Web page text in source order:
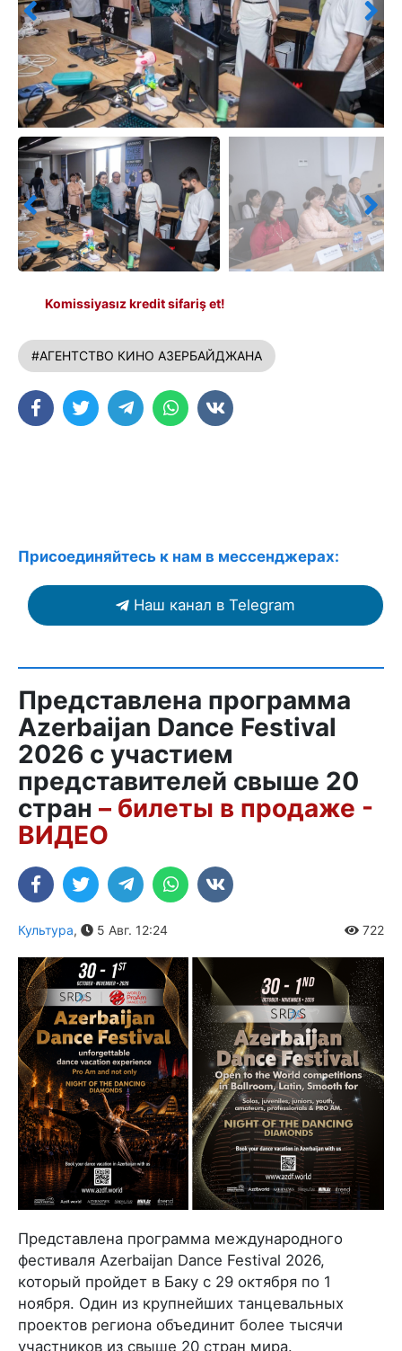
Komissiyasız kredit sifariş et!
#АГЕНТСТВО КИНО АЗЕРБАЙДЖАНА
Присоединяйтесь к нам в мессенджерах:
Наш канал в Telegram
Представлена программа
Azerbaijan Dance Festival
2026 с участием
представителей свыше 20
стран – билеты в продаже -
ВИДЕО
Культура, 5 Авг. 12:24 722
Представлена программа международного
фестиваля Azerbaijan Dance Festival 2026,
который пройдет в Баку с 29 октября по 1
ноября. Один из крупнейших танцевальных
проектов региона объединит более тысячи
участников из свыше 20 стран мира.